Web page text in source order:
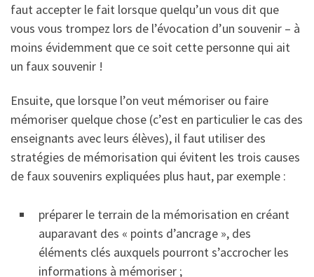
faut accepter le fait lorsque quelqu’un vous dit que
vous vous trompez lors de l’évocation d’un souvenir – à
moins évidemment que ce soit cette personne qui ait
un faux souvenir !
Ensuite, que lorsque l’on veut mémoriser ou faire
mémoriser quelque chose (c’est en particulier le cas des
enseignants avec leurs élèves), il faut utiliser des
stratégies de mémorisation qui évitent les trois causes
de faux souvenirs expliquées plus haut, par exemple :
préparer le terrain de la mémorisation en créant
auparavant des « points d’ancrage », des
éléments clés auxquels pourront s’accrocher les
informations à mémoriser ;